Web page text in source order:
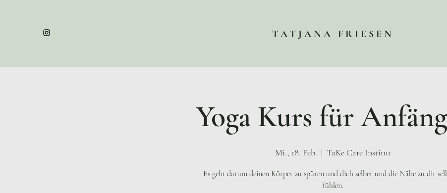
TATJANA FRIESEN
Yoga Kurs für
Mi., 18. Feb.
  |
TaKe Care Institut
Es geht darum deinen Körper zu spüren und dich selber und die Nähe zu dir
fühlen.